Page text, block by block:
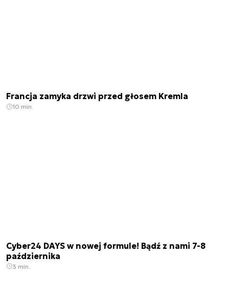
Francja zamyka drzwi przed głosem Kremla
10 min.
Cyber24 DAYS w nowej formule! Bądź z nami 7-8
października
3 min.